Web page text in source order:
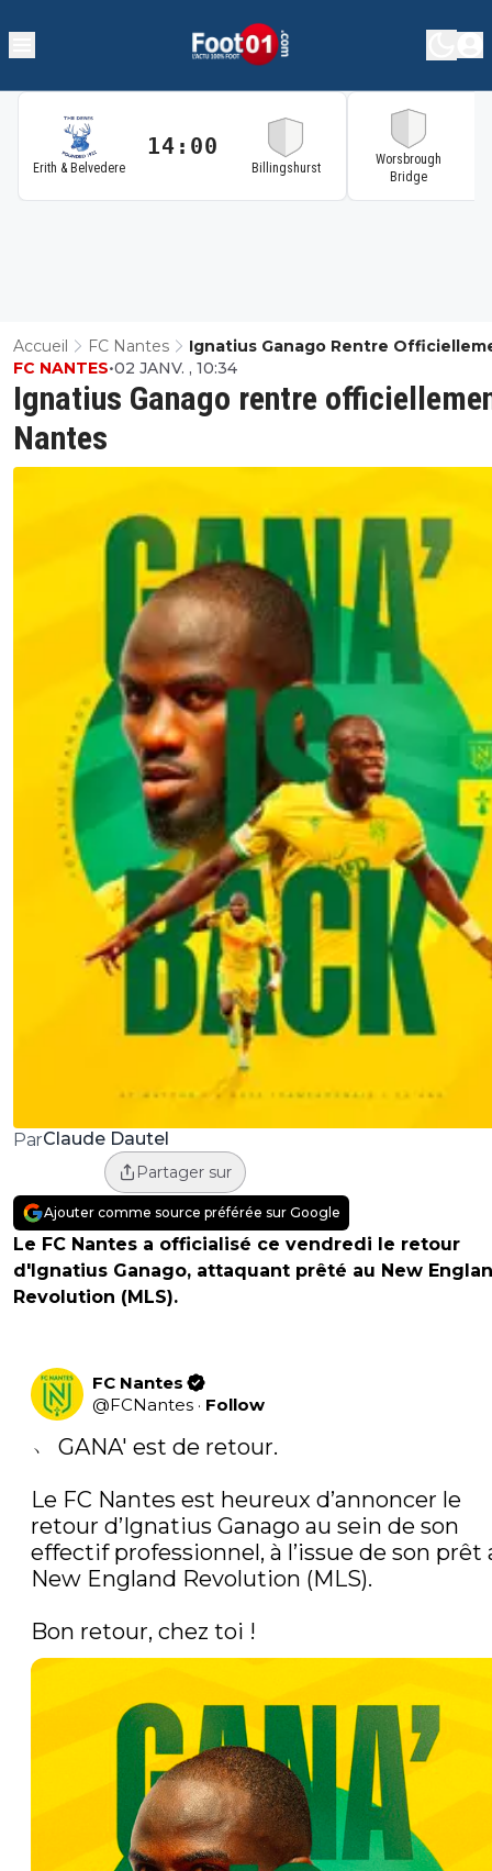
Erith & Belvedere
14:00
Billingshurst
Worsbrough
Bridge
Accueil FC Nantes
Ignatius Ganago Rentre
Nantes
Ignatius Ganago rentre
Nantes
FC NANTES•02 JANV. , 10:34
ParClaude Dautel
Partager sur
Ajouter comme source préférée sur Google
Le FC Nantes a officialisé ce vendredi le retour
d'Ignatius Ganago, attaquant prêté au New
Revolution (MLS).
FC Nantes
@FCNantes · Follow
﹅ GANA' est de retour.
Le FC Nantes est heureux d’annoncer le
retour d’Ignatius Ganago au sein de son
effectif professionnel, à l’issue de son prêt
New England Revolution (MLS).
Bon retour, chez toi !